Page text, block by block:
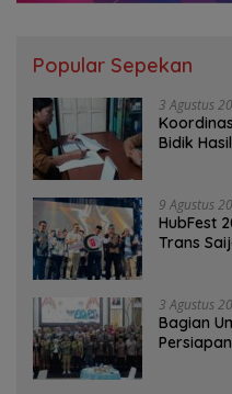
Popular Sepekan
3 Agustus
Bidik
9 Agustus
HubFest
Trans
3 Agustus
Bagian